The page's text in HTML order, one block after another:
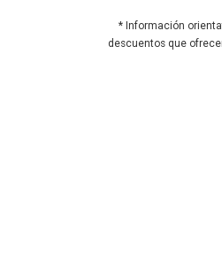
* Información
descuentos que